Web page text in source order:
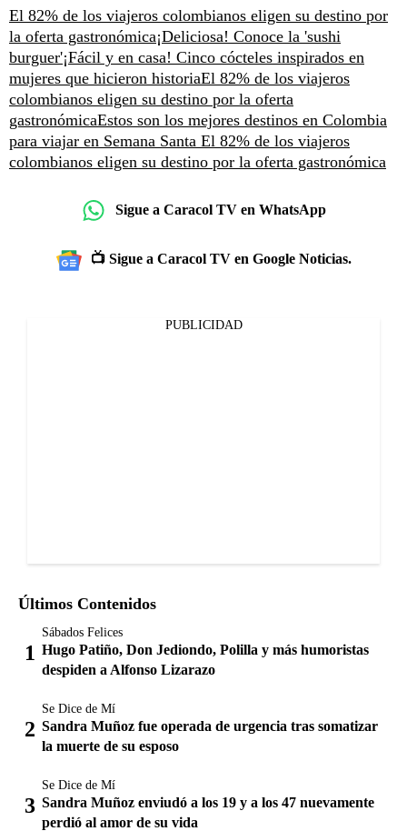
El 82% de los viajeros colombianos eligen su destino por
la oferta gastronómica¡Deliciosa! Conoce la 'sushi
burguer'¡Fácil y en casa! Cinco cócteles inspirados en
mujeres que hicieron historiaEl 82% de los viajeros
colombianos eligen su destino por la oferta
gastronómicaEstos son los mejores destinos en Colombia
para viajar en Semana Santa El 82% de los viajeros
colombianos eligen su destino por la oferta gastronómica
Sigue a Caracol TV en WhatsApp
📺 Sigue a Caracol TV en Google Noticias.
PUBLICIDAD
Últimos Contenidos
Sábados Felices
Hugo Patiño, Don Jediondo, Polilla y más humoristas
despiden a Alfonso Lizarazo
Se Dice de Mí
Sandra Muñoz fue operada de urgencia tras somatizar
la muerte de su esposo
Se Dice de Mí
Sandra Muñoz enviudó a los 19 y a los 47 nuevamente
perdió al amor de su vida